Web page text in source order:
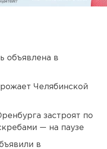
объявлена в
Челябинской
застроят по
— на паузе
в